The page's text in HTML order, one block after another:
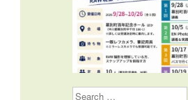
Search